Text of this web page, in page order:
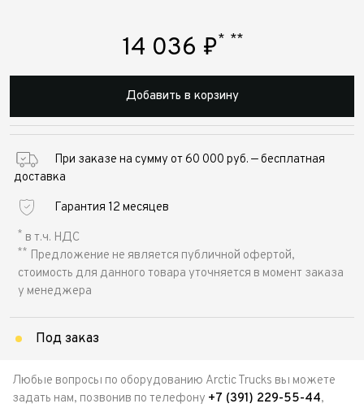
14 036 ₽* **
Добавить в корзину
При заказе на сумму от 60 000 руб. — бесплатная
доставка
Гарантия 12 месяцев
* в т.ч. НДС
** Предложение не является публичной офертой,
стоимость для данного товара уточняется в момент заказа
у менеджера
Под заказ
Любые вопросы по оборудованию Arctic Trucks вы можете
задать нам, позвонив по телефону +7 (391) 229-55-44,